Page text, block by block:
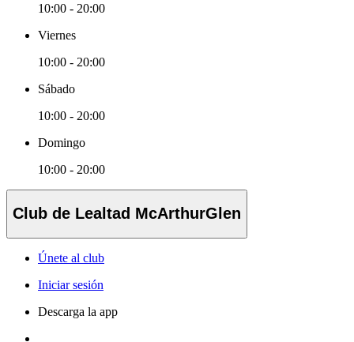
10:00 - 20:00
Viernes
10:00 - 20:00
Sábado
10:00 - 20:00
Domingo
10:00 - 20:00
Club de Lealtad McArthurGlen
Únete al club
Iniciar sesión
Descarga la app